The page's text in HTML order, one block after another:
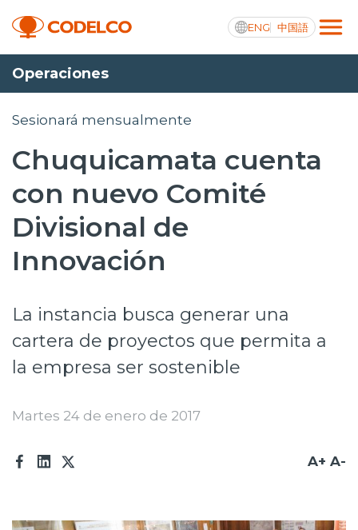
ENG 中国語
Transparencia activa
Nosotros
Innovación
Inversionistas
Prensa
Trabaja en Codelco
Operaciones
Sesionará mensualmente
Chuquicamata cuenta
con nuevo Comité
Divisional de
Innovación
La instancia busca generar una
cartera de proyectos que permita a
la empresa ser sostenible
Martes 24 de enero de 2017
A+ A-